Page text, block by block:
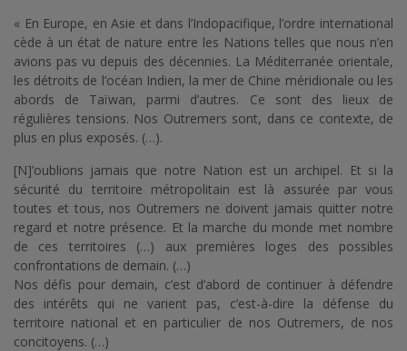
« En Europe, en Asie et dans l’Indopacifique, l’ordre international
cède à un état de nature entre les Nations telles que nous n’en
avions pas vu depuis des décennies. La Méditerranée orientale,
les détroits de l’océan Indien, la mer de Chine méridionale ou les
abords de Taïwan, parmi d’autres. Ce sont des lieux de
régulières tensions. Nos Outremers sont, dans ce contexte, de
plus en plus exposés. (…).
[N]’oublions jamais que notre Nation est un archipel. Et si la
sécurité du territoire métropolitain est là assurée par vous
toutes et tous, nos Outremers ne doivent jamais quitter notre
regard et notre présence. Et la marche du monde met nombre
de ces territoires (…) aux premières loges des possibles
confrontations de demain. (…)
Nos défis pour demain, c’est d’abord de continuer à défendre
des intérêts qui ne varient pas, c’est-à-dire la défense du
territoire national et en particulier de nos Outremers, de nos
concitoyens. (…)